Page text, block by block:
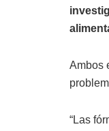
Ambos
“Las